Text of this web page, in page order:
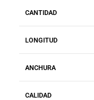
CANTIDAD
LONGITUD
ANCHURA
CALIDAD